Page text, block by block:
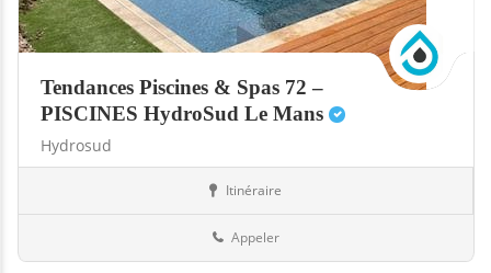
Tendances Piscines & Spas 72 –
PISCINES HydroSud Le Mans
Hydrosud
Itinéraire
Appeler